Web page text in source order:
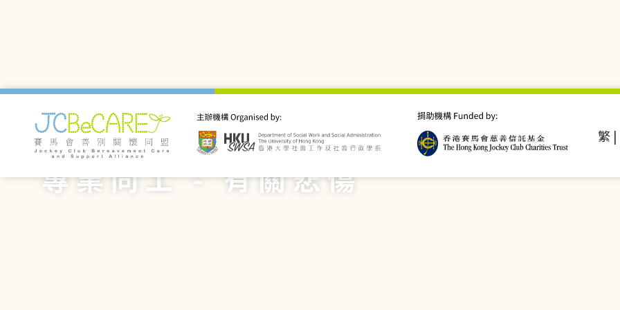
繁|
專業同工 - 有關悲傷